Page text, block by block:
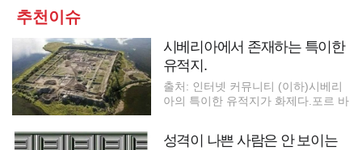
추천이슈
시베리아에서 존재하는 특이한
유적지.
출처: 인터넷 커뮤니티 (이하)시베리
아의 특이한 유적지가 화제다.포르 바
성격이 나쁜 사람은 안 보이는